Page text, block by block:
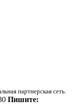
партнерская сеть.
Пишите: